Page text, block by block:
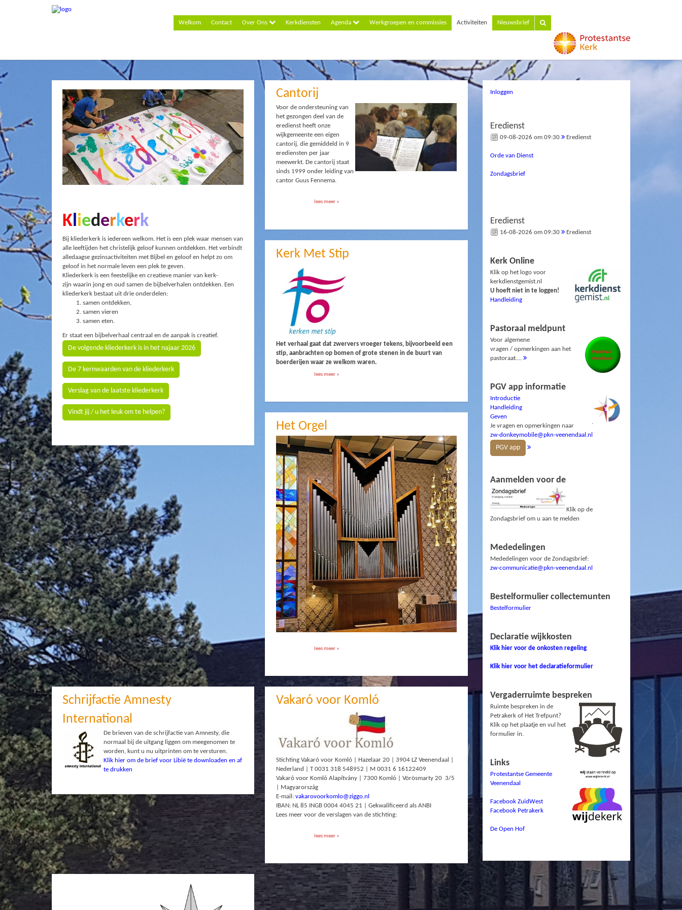
Welkom Contact Over Ons Kerkdiensten Agenda Werkgroepen en commissies Activiteiten Nieuwsbrief
Kliederkerk
Bij kliederkerk is iedereen welkom. Het is een plek waar mensen van
alle leeftijden het christelijk geloof kunnen ontdekken. Het verbindt
alledaagse gezinsactiviteiten met Bijbel en geloof en helpt zo om
geloof in het normale leven een plek te geven.
Kliederkerk is een feestelijke en creatieve manier van kerk-
zijn waarin jong en oud samen de bijbelverhalen ontdekken. Een
kliederkerk bestaat uit drie onderdelen:
samen ontdekken,
samen vieren
samen eten.
Er staat een bijbelverhaal centraal en de aanpak is creatief.
De volgende kliederkerk is in het najaar 2026
De 7 kernwaarden van de kliederkerk
Verslag van de laatste kliederkerk
Vindt jij / u het leuk om te helpen?
Cantorij
Voor de ondersteuning van
het gezongen deel van de
eredienst heeft onze
wijkgemeente een eigen
cantorij, die gemiddeld in 9
erediensten per jaar
meewerkt. De cantorij staat
sinds 1999 onder leiding van
cantor Guus Fennema.
lees meer »
Kerk Met Stip
Het verhaal gaat dat zwervers vroeger tekens, bijvoorbeeld een
stip, aanbrachten op bomen of grote stenen in de buurt van
boerderijen waar ze welkom waren.
lees meer »
Het Orgel
lees meer »
Schrijfactie Amnesty
International
De brieven van de schrijfactie van Amnesty, die
normaal bij de uitgang liggen om meegenomen te
worden, kunt u nu uitprinten om te versturen.
Klik hier om de brief voor Libië te downloaden en af
te drukken
Vakaró voor Komló
Stichting Vakaró voor Komló | Hazelaar 20 | 3904 LZ Veenendaal |
Nederland | T 0031 318 548952 | M 0031 6 16122409
Vakaró voor Komló Alapítvány | 7300 Komló | Vörösmarty 20 3/5
| Magyarország
E-mail: vakarovoorkomlo@ziggo.nl
IBAN: NL 85 INGB 0004 4045 21 | Gekwalificeerd als ANBI
Lees meer voor de verslagen van de stichting:
lees meer »
Inloggen
Eredienst
09-08-2026 om 09:30 Eredienst
Orde van Dienst
Zondagsbrief
Eredienst
16-08-2026 om 09:30 Eredienst
Kerk Online
Klik op het logo voor
kerkdienstgemist.nl
U hoeft niet in te loggen!
Handleiding
Pastoraal meldpunt
Voor algemene
vragen / opmerkingen aan het
pastoraat….
PGV app informatie
Introductie
Handleiding
Geven
Je vragen en opmerkingen naar
zw-donkeymobile@pkn-veenendaal.nl
PGV app
Aanmelden voor de
Klik op de
Zondagsbrief om u aan te melden
Mededelingen
Mededelingen voor de Zondagsbrief:
zw-communicatie@pkn-veenendaal.nl
Bestelformulier collectemunten
Bestelformulier
Declaratie wijkkosten
Klik hier voor de onkosten regeling
Klik hier voor het declaratieformulier
Vergaderruimte bespreken
Ruimte bespreken in de
Petrakerk of Het Trefpunt?
Klik op het plaatje en vul het
formulier in.
Links
Protestantse Gemeente
Veenendaal
Facebook ZuidWest
Facebook Petrakerk
De Open Hof